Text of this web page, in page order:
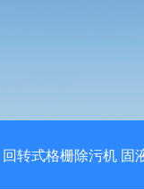
回转式格栅除污机 固